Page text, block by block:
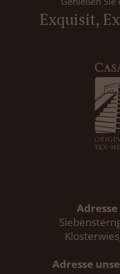
Exquisit,
Adresse
Adresse